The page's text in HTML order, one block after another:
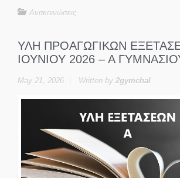
Ανακοινώσεις
ΥΛΗ ΠΡΟΑΓΩΓΙΚΩΝ
ΙΟΥΝΙΟΥ 2026 – Α
May 21, 2026 Written by 2gymchal